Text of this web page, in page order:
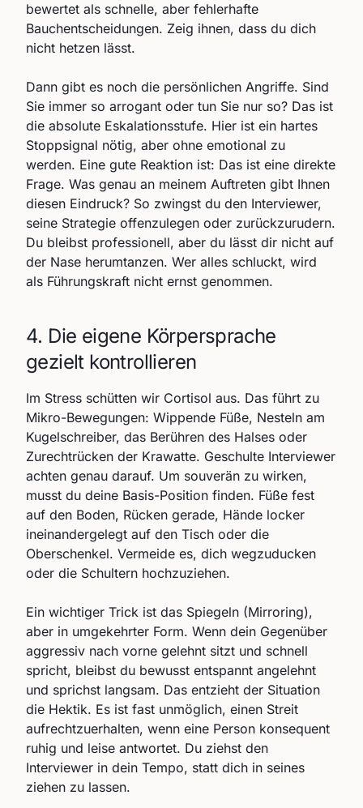
bewertet als schnelle, aber fehlerhafte
Bauchentscheidungen. Zeig ihnen, dass du dich
nicht hetzen lässt.
Dann gibt es noch die persönlichen Angriffe. Sind
Sie immer so arrogant oder tun Sie nur so? Das ist
die absolute Eskalationsstufe. Hier ist ein hartes
Stoppsignal nötig, aber ohne emotional zu
werden. Eine gute Reaktion ist: Das ist eine direkte
Frage. Was genau an meinem Auftreten gibt Ihnen
diesen Eindruck? So zwingst du den Interviewer,
seine Strategie offenzulegen oder zurückzurudern.
Du bleibst professionell, aber du lässt dir nicht auf
der Nase herumtanzen. Wer alles schluckt, wird
als Führungskraft nicht ernst genommen.
4. Die eigene Körpersprache
gezielt kontrollieren
Im Stress schütten wir Cortisol aus. Das führt zu
Mikro-Bewegungen: Wippende Füße, Nesteln am
Kugelschreiber, das Berühren des Halses oder
Zurechtrücken der Krawatte. Geschulte Interviewer
achten genau darauf. Um souverän zu wirken,
musst du deine Basis-Position finden. Füße fest
auf den Boden, Rücken gerade, Hände locker
ineinandergelegt auf den Tisch oder die
Oberschenkel. Vermeide es, dich wegzuducken
oder die Schultern hochzuziehen.
Ein wichtiger Trick ist das Spiegeln (Mirroring),
aber in umgekehrter Form. Wenn dein Gegenüber
aggressiv nach vorne gelehnt sitzt und schnell
spricht, bleibst du bewusst entspannt angelehnt
und sprichst langsam. Das entzieht der Situation
die Hektik. Es ist fast unmöglich, einen Streit
aufrechtzuerhalten, wenn eine Person konsequent
ruhig und leise antwortet. Du ziehst den
Interviewer in dein Tempo, statt dich in seines
ziehen zu lassen.